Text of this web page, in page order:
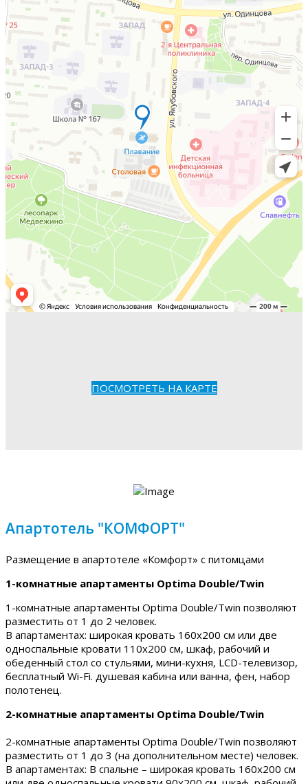
ПОСМОТРЕТЬ НА КАРТЕ
Апартотель "КОМФОРТ"
Размещение в апартотеле «Комфорт» с питомцами
1-комнатные апартаменты Optima Double/Twin
1-комнатные апартаменты Optima Double/Twin позволяют
разместить от 1 до 2 человек.
В апартаментах: широкая кровать 160х200 см или две
односпальные кровати 110х200 см, шкаф, рабочий и
обеденный стол со стульями, мини-кухня, LCD-телевизор,
бесплатный Wi-Fi. душевая кабина или ванна, фен, набор
полотенец.
2-комнатные апартаменты Optima Double/Twin
2-комнатные апартаменты Optima Double/Twin позволяют
разместить от 1 до 3 (на дополнительном месте) человек.
В апартаментах: В спальне – широкая кровать 160х200 см